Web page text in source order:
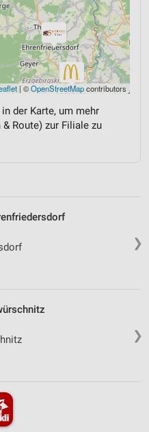
| ©OpenStreetMapcontributors
der Karte, um mehr
Route) zur Filiale zu
❯
❯